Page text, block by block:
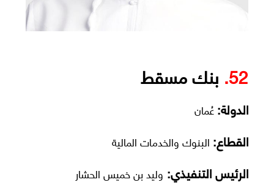
52. بنك مسقط
الدولة:عُمان
القطاع: البنوك والخدمات المالية
الرئيس التنفيذي: وليد بن خميس الحشار